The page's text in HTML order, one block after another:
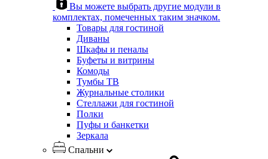
Вы можете выбрать другие модули в
комплектах, помеченных таким значком.
Товары для гостиной
Диваны
Шкафы и пеналы
Буфеты и витрины
Комоды
Тумбы ТВ
Журнальные столики
Стеллажи для гостиной
Полки
Пуфы и банкетки
Зеркала
Спальни